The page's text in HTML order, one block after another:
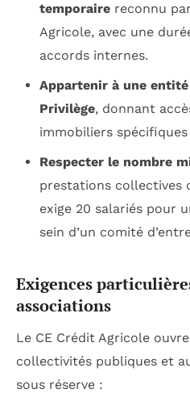
temporairereconnu
Agricole, avec une
accords internes.
Appartenir à une
Privilège, donnant
immobiliers
Respecter le nombre
prestations collectives
exige 20 salariés pour
sein d’un comité
Exigences
associations
Le CE Crédit Agricole
collectivités publiques et
sous réserve :